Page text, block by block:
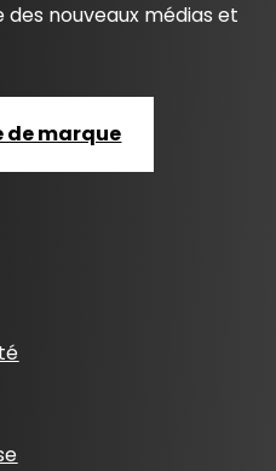
des nouveaux médias et
de marque